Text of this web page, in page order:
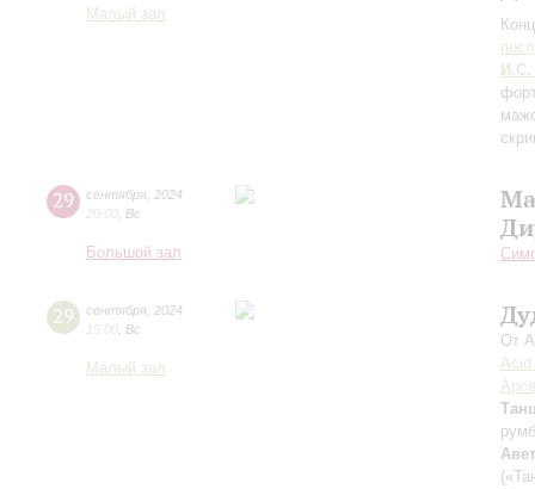
Малый зал
И.С.
29 сентября 2024
20:00 Вс
Большой зал
29 сентября 2024
15:00 Вс
Малый зал
От
Acid